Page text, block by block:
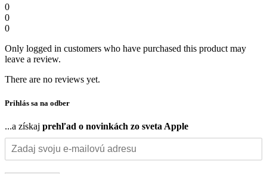
0
0
0
Only logged in customers who have purchased this product may
leave a review.
There are no reviews yet.
Prihlás sa na odber
...a získaj prehľad o novinkách zo sveta Apple